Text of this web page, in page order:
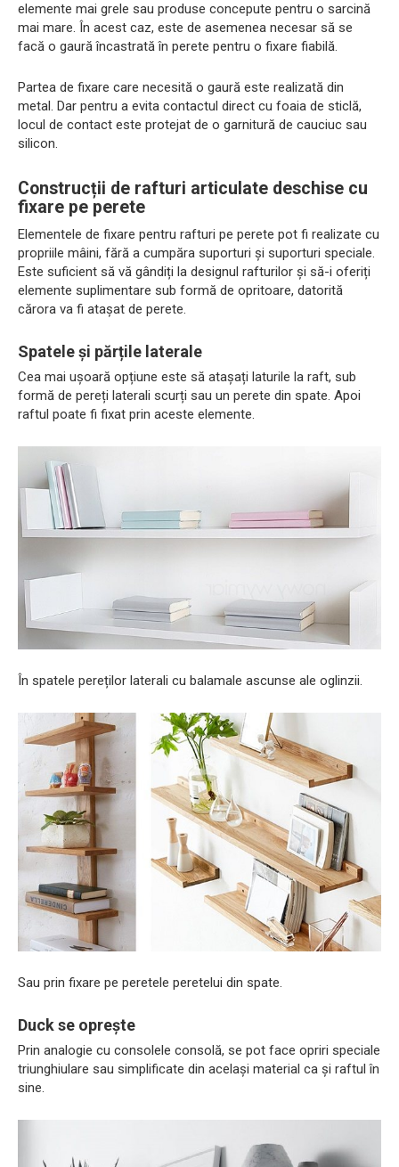
elemente mai grele sau produse concepute pentru o sarcină
mai mare. În acest caz, este de asemenea necesar să se
facă o gaură încastrată în perete pentru o fixare fiabilă.
Partea de fixare care necesită o gaură este realizată din
metal. Dar pentru a evita contactul direct cu foaia de sticlă,
locul de contact este protejat de o garnitură de cauciuc sau
silicon.
Construcții de rafturi articulate deschise cu
fixare pe perete
Elementele de fixare pentru rafturi pe perete pot fi realizate cu
propriile mâini, fără a cumpăra suporturi și suporturi speciale.
Este suficient să vă gândiți la designul rafturilor și să-i oferiți
elemente suplimentare sub formă de opritoare, datorită
cărora va fi atașat de perete.
Spatele și părțile laterale
Cea mai ușoară opțiune este să atașați laturile la raft, sub
formă de pereți laterali scurți sau un perete din spate. Apoi
raftul poate fi fixat prin aceste elemente.
În spatele pereților laterali cu balamale ascunse ale oglinzii.
Sau prin fixare pe peretele peretelui din spate.
Duck se oprește
Prin analogie cu consolele consolă, se pot face opriri speciale
triunghiulare sau simplificate din același material ca și raftul în
sine.